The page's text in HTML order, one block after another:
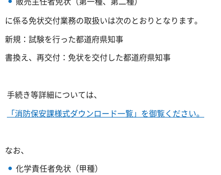
に係る免状交付業務の取扱いは次のとおりとなります。
新規：試験を行った都道府県知事
書換え、再交付：免状を交付した都道府県知事
手続き等詳細については、
「消防保安課様式ダウンロード一覧」を御覧ください。
なお、
化学責任者免状（甲種）